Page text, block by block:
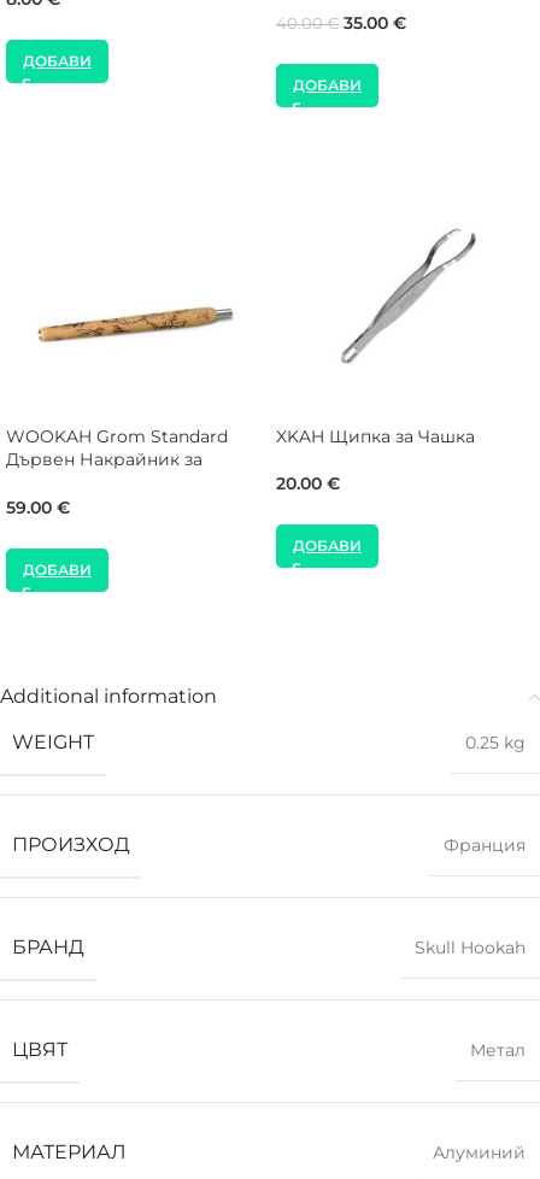
ДОБАВИ
40.00€ 35.00 €
ДОБАВИ
WOOKAH Grom Standard
Дървен Накрайник за
59.00 €
ДОБАВИ
XKAH Щипка за Чашка
20.00 €
ДОБАВИ
Additional information
WEIGHT
0.25 kg
ПРОИЗХОД Франция
БРАНД Skull Hookah
ЦВЯТ Метал
МАТЕРИАЛ Алуминий